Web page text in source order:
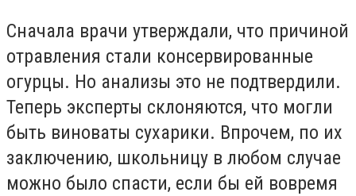
Сначала врачи утверждали, что причиной
отравления стали консервированные
огурцы. Но анализы это не подтвердили.
Теперь эксперты склоняются, что могли
быть виноваты сухарики. Впрочем, по их
заключению, школьницу в любом случае
можно было спасти, если бы ей вовремя